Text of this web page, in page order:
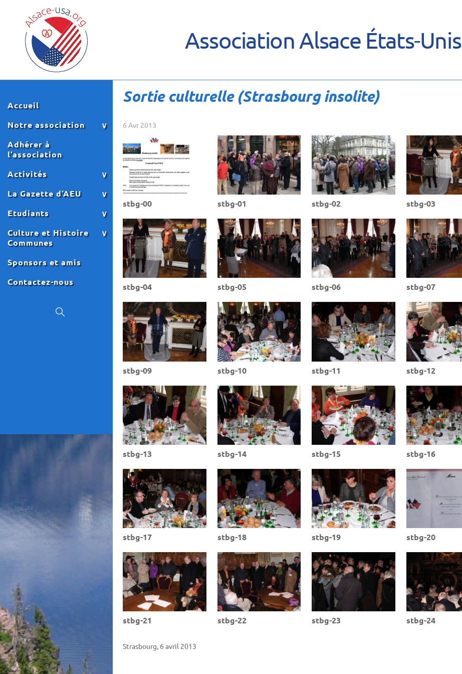
Association Alsace États-Unis
Accueil
Notre association
Adhérer à
l’association
Activités
La Gazette d’AEU
Etudiants
Culture et Histoire
Communes
Sponsors et amis
Contactez-nous
Sortie culturelle (Strasbourg insolite)
6 Avr 2013
stbg-00 stbg-01 stbg-02 stbg-03
stbg-04 stbg-05 stbg-06 stbg-07
stbg-09 stbg-10 stbg-11 stbg-12
stbg-13 stbg-14 stbg-15 stbg-16
stbg-17 stbg-18 stbg-19 stbg-20
stbg-21 stbg-22 stbg-23 stbg-24
Strasbourg, 6 avril 2013